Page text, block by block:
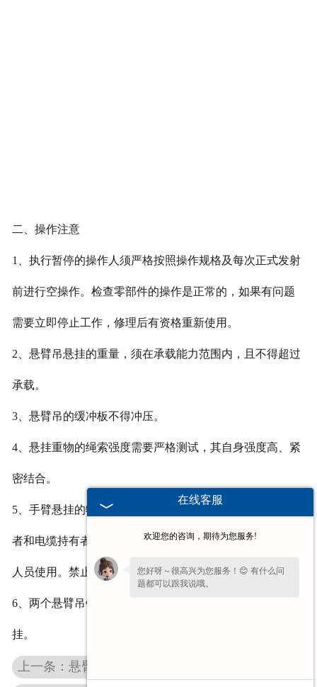
二、操作注意
1、执行暂停的操作人须严格按照操作规格及每次正式发射
前进行空操作。检查零部件的操作是正常的，如果有问题
需要立即停止工作，修理后有资格重新使用。
2、悬臂吊悬挂的重量，须在承载能力范围内，且不得超过
承载。
3、悬臂吊的缓冲板不得冲压。
4、悬挂重物的绳索强度需要严格测试，其自身强度高、紧
密结合。
5、手臂悬挂的物品不得装载，手臂悬挂时不得重视。经营
者和电缆持有者不得随意离职。当手臂悬架运行时，禁止
人员使用。禁止在轨道上或在平台上行走或进行修理。
6、两个悬臂吊钩在取代主钩和次钩并且高度相似时，应悬
挂。
上一条：悬臂吊使用过程中容易受到哪些损伤？
在线客服
欢迎您的咨询，期待为您服务!
您好呀～很高兴为您服务！😊 有什么问
题都可以跟我说哦。